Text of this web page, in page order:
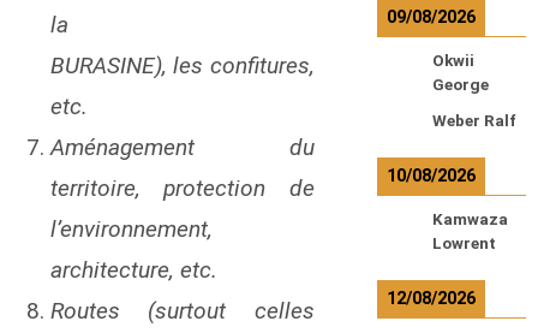
la
BURASINE), les confitures,
etc.
Aménagement du
territoire, protection de
l’environnement,
architecture, etc.
Routes (surtout celles
09/08/2026
Okwii
George
Weber Ralf
10/08/2026
Kamwaza
Lowrent
12/08/2026